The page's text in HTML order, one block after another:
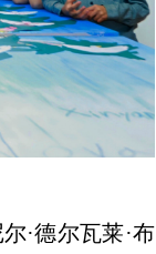
·德尔瓦莱·布